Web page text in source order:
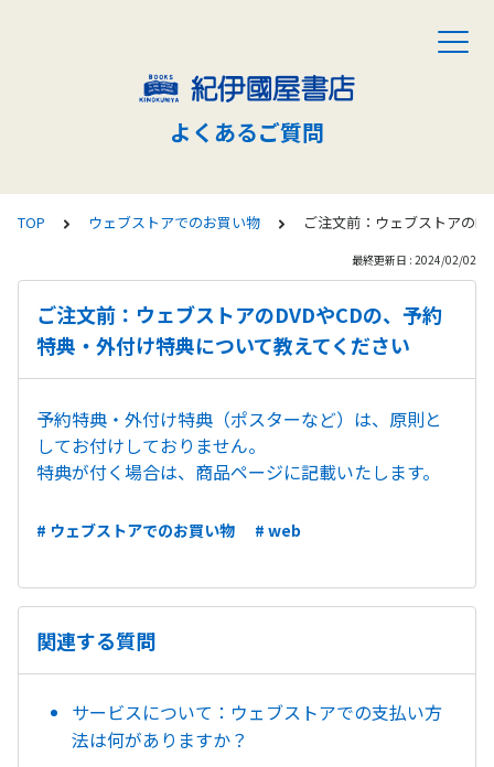
よくあるご質問
TOP ウェブストアでのお買い物 ご注文前：ウェブストアの
最終更新日 : 2024/02/02
ご注文前：ウェブストアのDVDやCDの、予約
特典・外付け特典について教えてください
予約特典・外付け特典（ポスターなど）は、原則と
してお付けしておりません。
特典が付く場合は、商品ページに記載いたします。
# ウェブストアでのお買い物 # web
関連する質問
サービスについて：ウェブストアでの支払い方
法は何がありますか？